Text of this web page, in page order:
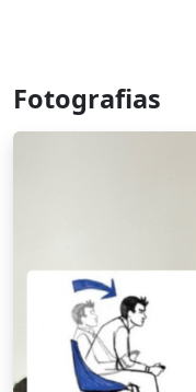
Fotografias